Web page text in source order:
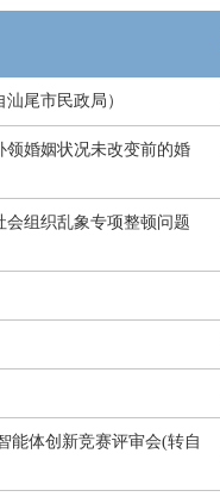
尾市民政局）
领婚姻状况未改变前的婚
组织乱象专项整顿问题
能体创新竞赛评审会(转自